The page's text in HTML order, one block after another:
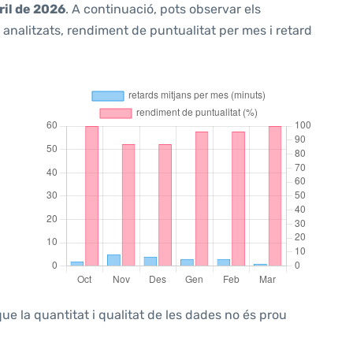
de 2026. A continuació, pots observar els
rendiment de puntualitat per mes i retard
la quantitat i qualitat de les dades no és prou